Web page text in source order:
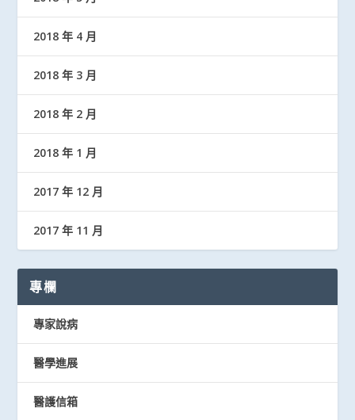
2018 年 4 月
2018 年 3 月
2018 年 2 月
2018 年 1 月
2017 年 12 月
2017 年 11 月
專欄
專家說病
醫學進展
醫護信箱